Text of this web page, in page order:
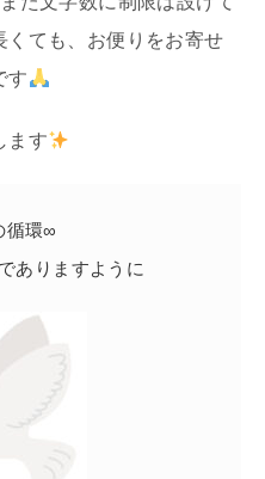
くても、お便りをお寄せ
す
ます
循環∞
ありますように